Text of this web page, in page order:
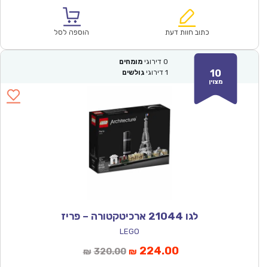
₪114.00.
הוא:
כתוב חוות דעת הוספה לסל
10
מצוין
0 דירוגי מומחים
1 דירוגי גולשים
לגו 21044 ארכיטקטורה – פריז
LEGO
₪ 320.00המחיר
₪ 224.00המחיר